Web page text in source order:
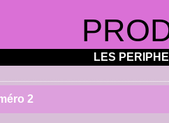
LES
2